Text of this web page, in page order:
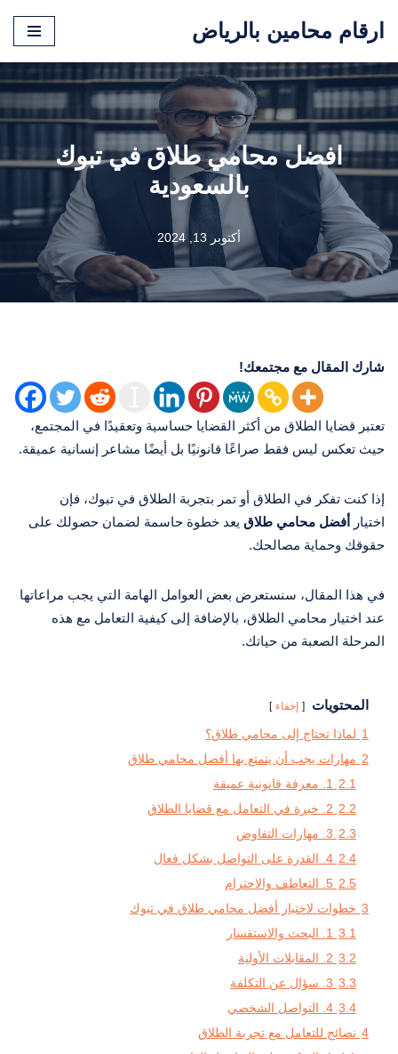
تخطى
إلى
المحتوى
ارقام محامين بالرياض
افضل محامي طلاق في تبوك
بالسعودية
أكتوبر 13, 2024
شارك المقال مع مجتمعك!
تعتبر قضايا الطلاق من أكثر القضايا حساسية وتعقيدًا في المجتمع،
حيث تعكس ليس فقط صراعًا قانونيًا بل أيضًا مشاعر إنسانية عميقة.
إذا كنت تفكر في الطلاق أو تمر بتجربة الطلاق في تبوك، فإن
اختيار أفضل محامي طلاق يعد خطوة حاسمة لضمان حصولك على
حقوقك وحماية مصالحك.
في هذا المقال، سنستعرض بعض العوامل الهامة التي يجب مراعاتها
عند اختيار محامي الطلاق، بالإضافة إلى كيفية التعامل مع هذه
المرحلة الصعبة من حياتك.
المحتويات إخفاء
1 لماذا تحتاج إلى محامي طلاق؟
2 مهارات يجب أن يتمتع بها أفضل محامي طلاق
2.1 1. معرفة قانونية عميقة
2.2 2. خبرة في التعامل مع قضايا الطلاق
2.3 3. مهارات التفاوض
2.4 4. القدرة على التواصل بشكل فعال
2.5 5. التعاطف والاحترام
3 خطوات لاختيار أفضل محامي طلاق في تبوك
3.1 1. البحث والاستفسار
3.2 2. المقابلات الأولية
3.3 3. سؤال عن التكلفة
3.4 4. التواصل الشخصي
4 نصائح للتعامل مع تجربة الطلاق